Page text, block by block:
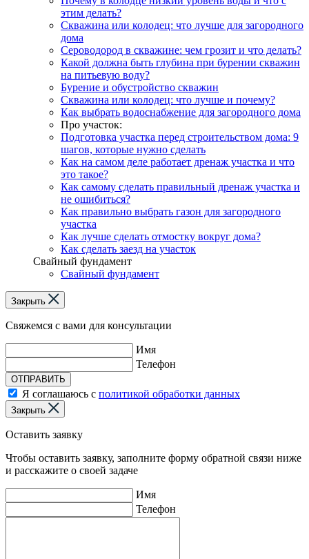
этим делать?
Скважина или колодец: что лучше для загородного
дома
Сероводород в скважине: чем грозит и что делать?
Какой должна быть глубина при бурении скважин
на питьевую воду?
Бурение и обустройство скважин
Скважина или колодец: что лучше и почему?
Как выбрать водоснабжение для загородного дома
Про участок:
Подготовка участка перед строительством дома: 9
шагов, которые нужно сделать
Как на самом деле работает дренаж участка и что
это такое?
Как самому сделать правильный дренаж участка и
не ошибиться?
Как правильно выбрать газон для загородного
участка
Как лучше сделать отмостку вокруг дома?
Как сделать заезд на участок
Свайный фундамент
Свайный фундамент
Закрыть
Свяжемся с вами для консультации
Имя
Телефон
ОТПРАВИТЬ
Я соглашаюсь с политикой обработки данных
Закрыть
Оставить заявку
Чтобы оставить заявку, заполните форму обратной связи ниже
и расскажите о своей задаче
Имя
Телефон